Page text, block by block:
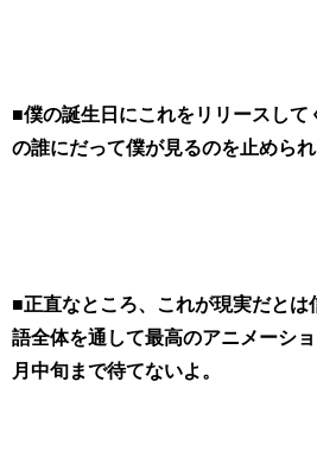
■僕の誕生日にこれをリリースして
の誰にだって僕が見るのを止められ
■正直なところ、これが現実だとは
語全体を通して最高のアニメーシ
月中旬まで待てないよ。